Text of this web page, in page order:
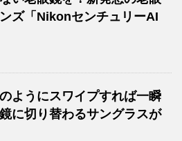
ズ「NikonセンチュリーAI
ようにスワイプすれば一瞬
に切り替わるサングラスが